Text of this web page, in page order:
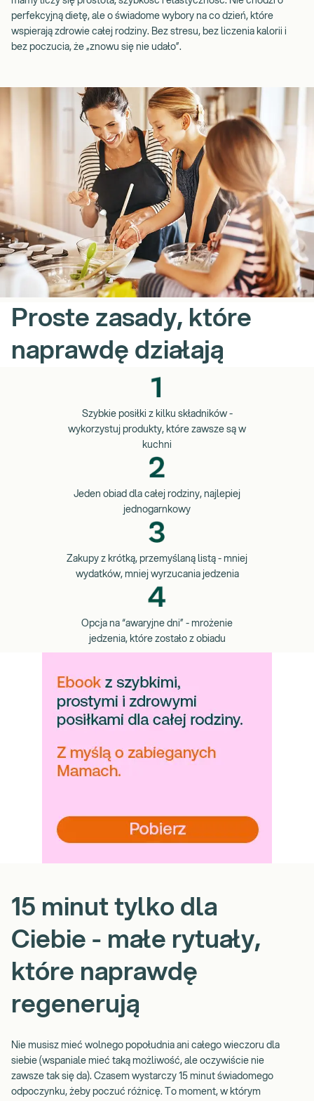
perfekcyjną dietę, ale o świadome wybory na co dzień, które
wspierają zdrowie całej rodziny. Bez stresu, bez liczenia kalorii i
bez poczucia, że „znowu się nie udało”.
Proste zasady, które
naprawdę działają
Szybkie posiłki z kilku składników -
wykorzystuj produkty, które zawsze są w
kuchni
Jeden obiad dla całej rodziny, najlepiej
jednogarnkowy
Zakupy z krótką, przemyślaną listą - mniej
wydatków, mniej wyrzucania jedzenia
Opcja na “awaryjne dni” - mrożenie
jedzenia, które zostało z obiadu
15 minut tylko dla
Ciebie - małe rytuały,
które naprawdę
regenerują
Nie musisz mieć wolnego popołudnia ani całego wieczoru dla
siebie (wspaniale mieć taką możliwość, ale oczywiście nie
zawsze tak się da). Czasem wystarczy 15 minut świadomego
odpoczynku, żeby poczuć różnicę. To moment, w którym